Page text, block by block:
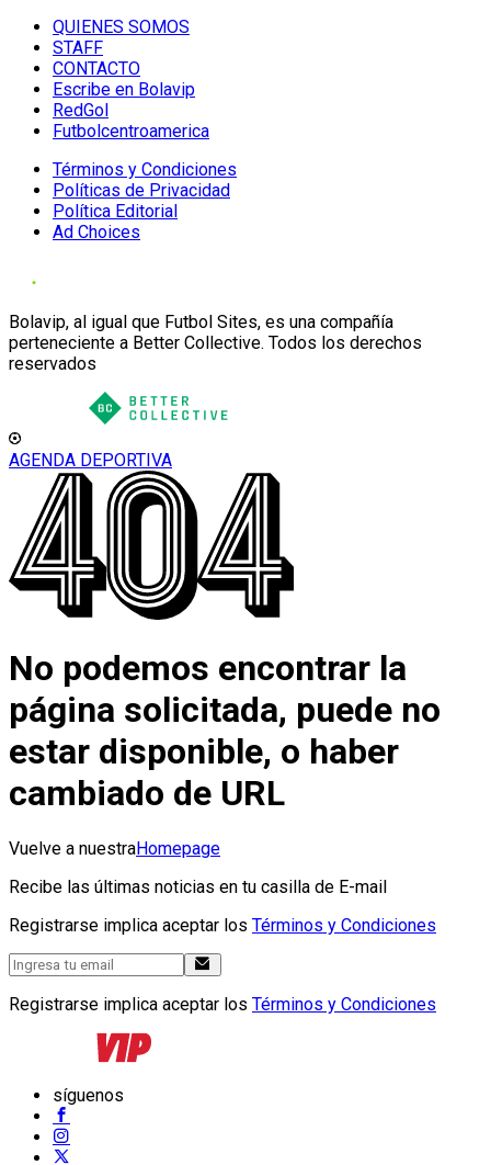
QUIENES SOMOS
STAFF
CONTACTO
Escribe en Bolavip
RedGol
Futbolcentroamerica
Términos y Condiciones
Políticas de Privacidad
Política Editorial
Ad Choices
Bolavip, al igual que Futbol Sites, es una compañía
perteneciente a Better Collective. Todos los derechos
reservados
AGENDA DEPORTIVA
No podemos encontrar la
página solicitada, puede no
estar disponible, o haber
cambiado de URL
Vuelve a nuestraHomepage
Recibe las últimas noticias en tu casilla de E-mail
Registrarse implica aceptar los Términos y Condiciones
Registrarse implica aceptar los Términos y Condiciones
síguenos